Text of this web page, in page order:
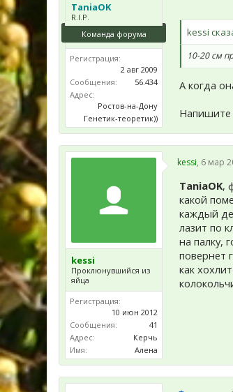
TaniaOK
R.I.P.
Команда форума
Регистрация:
2 авг 2009
Сообщения:
56.434
Адрес:
Ростов-на-Дону
Генетик-теоретик))
kessi
10-20 см
А когда
Напишите
kessi
Проклюнувшийся из
яйца
Регистрация:
10 июн 2012
Сообщения:
41
Адрес:
Керчь
Имя:
Алена
kessi, 6 мар
TaniaOK,
какой
каждый
лазит по
на палку,
повернет
как